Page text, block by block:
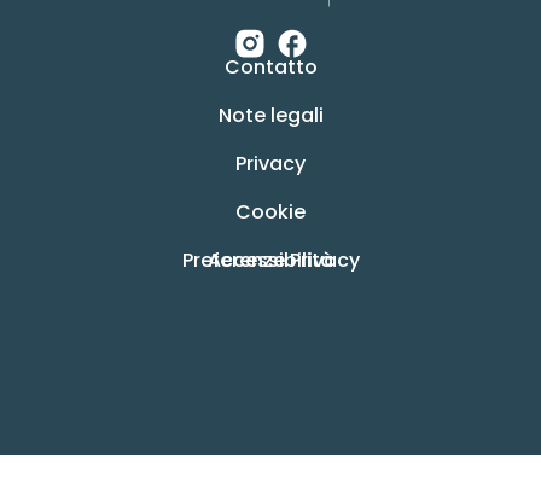
Preferenze Privacy
Contatto
Note legali
Privacy
Cookie
Accessibilità